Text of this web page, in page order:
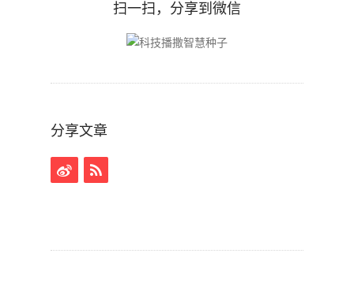
扫一扫，分享到微信
分享文章